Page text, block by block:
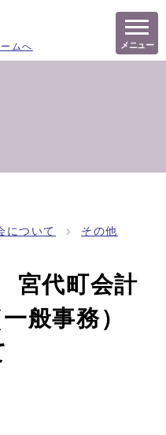
ムへ メニュー
について その他
宮代町会計
般事務）